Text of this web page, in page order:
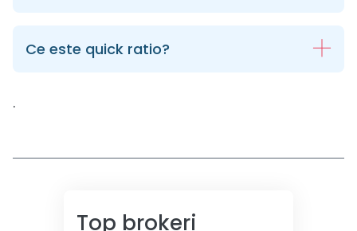
Ce este quick ratio?
.
Top brokeri